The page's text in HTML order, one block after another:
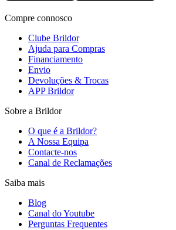
Compre connosco
Clube Brildor
Ajuda para Compras
Financiamento
Envio
Devoluções & Trocas
APP Brildor
Sobre a Brildor
O que é a Brildor?
A Nossa Equipa
Contacte-nos
Canal de Reclamações
Saiba mais
Blog
Canal do Youtube
Perguntas Frequentes